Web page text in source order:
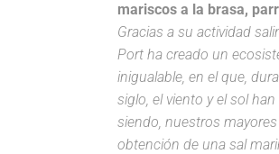
mariscos a la brasa,
Gracias a su actividad
Port ha creado un
inigualable, en el que,
siglo, el viento y el sol
siendo, nuestros
obtención de una sal